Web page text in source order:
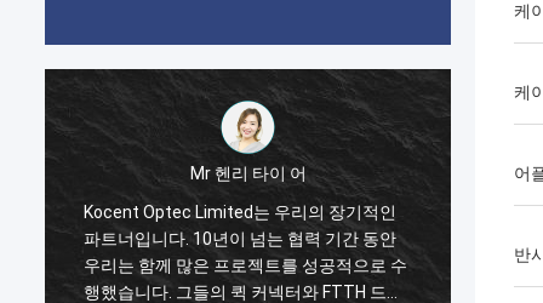
Mr 헨리 타이 어
Kocent Optec Limited는 우리의 장기적인
파트너입니다. 10년이 넘는 협력 기간 동안
우리는 함께 많은 프로젝트를 성공적으로 수
행했습니다. 그들의 퀵 커넥터와 FTTH 드롭
나는
케이
패치
케
케
어
반